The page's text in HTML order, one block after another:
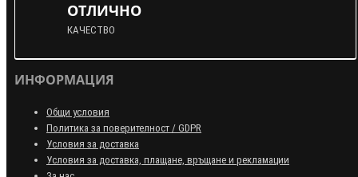
ОТЛИЧНО
КАЧЕСТВО
ИНФОРМАЦИЯ
Общи условия
Политика за поверителност / GDPR
Условия за доставка
Условия за доставка, плащане, връщане и рекламации